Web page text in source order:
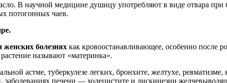
В научной медицине душицу употребляют в виде отвара
потогонных чаев.
болезнях как кровоостанавливающее, особенно после
называют «материнка».
астме, туберкулезе легких, бронхите, желтухе,
заболеваниях печени — холецистите и дискинезии